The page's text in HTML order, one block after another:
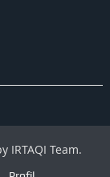
IRTAQI Team.